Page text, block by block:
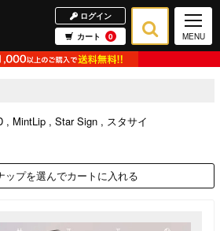
ログイン
カート
0 MENU
MintLip Star Sign
スタサイ
ップを選んでカートに入れる